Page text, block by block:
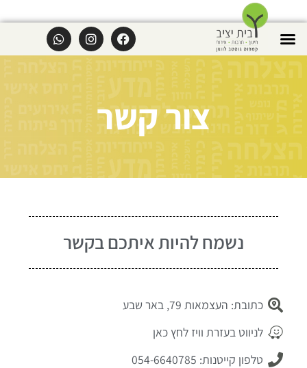
צור קשר
נשמח להיות איתכם בקשר
כתובת: העצמאות 79, באר שבע
לניווט בעזרת וויז לחץ כאן
טלפון קייטנות: 054-6640785